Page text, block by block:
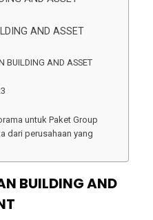
AND ASSET
BUILDING AND ASSET
untuk Paket Group
dari perusahaan yang
BUILDING AND